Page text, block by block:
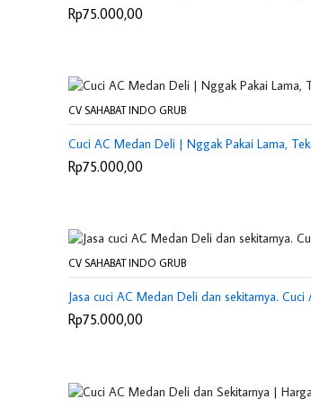
Rp75.000,00
CV SAHABAT INDO GRUB
Cuci AC Medan Deli | Nggak Pakai Lama,
Rp75.000,00
CV SAHABAT INDO GRUB
Jasa cuci AC Medan Deli dan sekitarnya.
Rp75.000,00